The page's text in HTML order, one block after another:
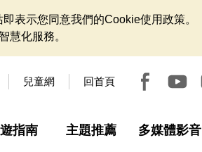
表示您同意我們的Cookie使用政策。
慧化服務。
兒童網 回首頁
指南 主題推薦 多媒體影音